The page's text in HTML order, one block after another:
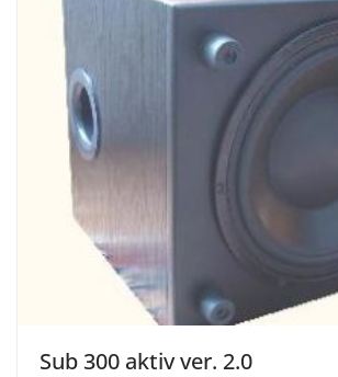
Sub 300 aktiv ver. 2.0